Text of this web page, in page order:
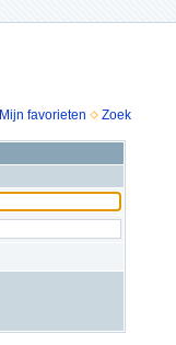
Mijn favorieten Zoek